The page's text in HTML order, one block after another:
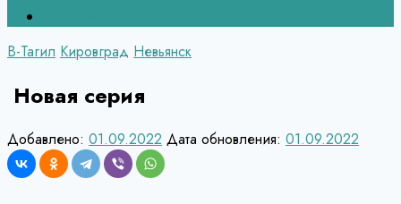
В-Тагил Кировград Невьянск
Новая серия
Добавлено: 01.09.2022 Дата обновления: 01.09.2022